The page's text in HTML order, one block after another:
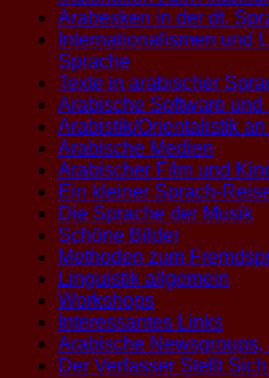
Arabesken in der dt.
Internationalismen und
Sprache
Texte in arabischer
Arabische Software und
Arabistik/Orientalistik
Arabische Medien
Arabischer Film und
Ein kleiner Sprach-
Die Sprache der Musik
Schöne Bilder
Methoden zum
Linguistik allgemein
Workshops
Interessantes Links
Arabische
Der Verfasser Stellt